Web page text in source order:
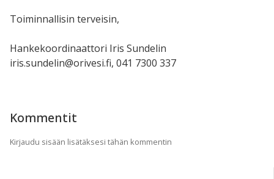
Toiminnallisin terveisin,
Hankekoordinaattori Iris Sundelin
iris.sundelin@orivesi.fi, 041 7300 337
Kommentit
Kirjaudu sisään lisätäksesi tähän kommentin